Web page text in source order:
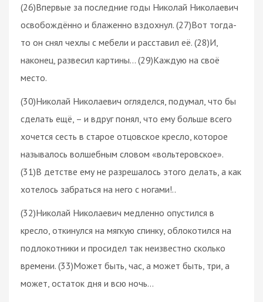
(26)Впервые за последние годы Николай Николаевич
освобождённо и блаженно вздохнул. (27)Вот тогда-
то он снял чехлы с мебели и расставил её. (28)И,
наконец, развесил картины… (29)Каждую на своё
место.
(30)Николай Николаевич огляделся, подумал, что бы
сделать ещё, – и вдруг понял, что ему больше всего
хочется сесть в старое отцовское кресло, которое
называлось волшебным словом «вольтеровское».
(31)В детстве ему не разрешалось этого делать, а как
хотелось забраться на него с ногами!..
(32)Николай Николаевич медленно опустился в
кресло, откинулся на мягкую спинку, облокотился на
подлокотники и просидел так неизвестно сколько
времени. (33)Может быть, час, а может быть, три, а
может, остаток дня и всю ночь…